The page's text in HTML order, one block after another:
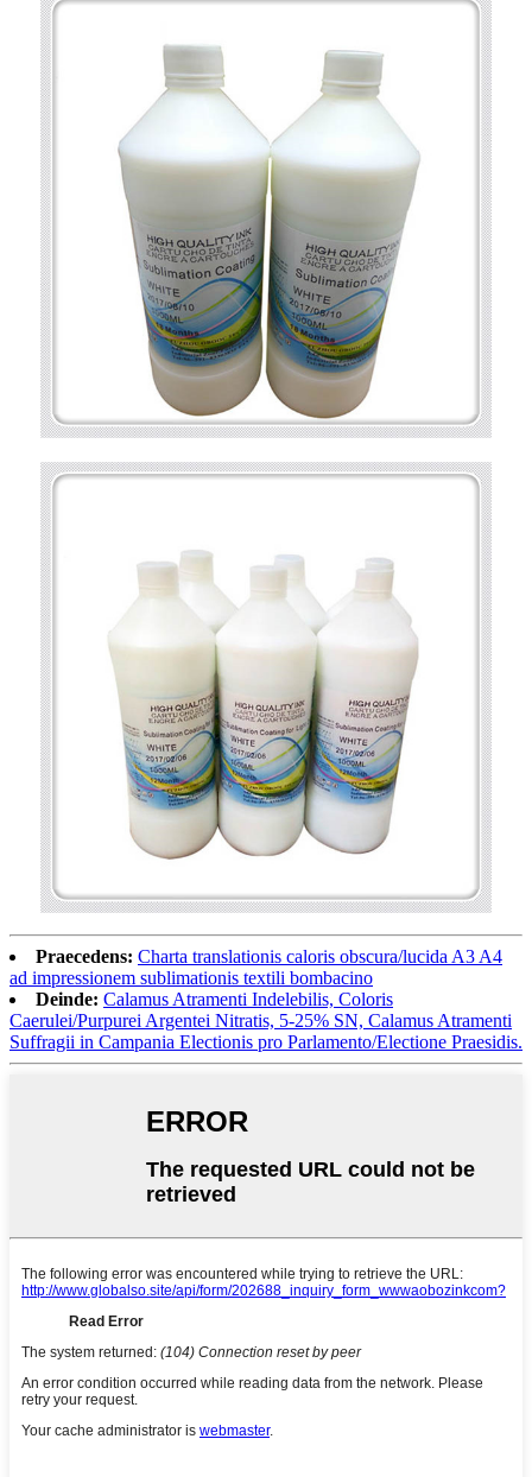
Praecedens: Charta translationis caloris obscura/lucida A3 A4
ad impressionem sublimationis textili bombacino
Deinde: Calamus Atramenti Indelebilis, Coloris
Caerulei/Purpurei Argentei Nitratis, 5-25% SN, Calamus Atramenti
Suffragii in Campania Electionis pro Parlamento/Electione Praesidis.